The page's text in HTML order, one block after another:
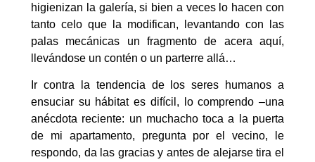
higienizan la galería, si bien a veces lo hacen con
tanto celo que la modifican, levantando con las
palas mecánicas un fragmento de acera aquí,
llevándose un contén o un parterre allá…
Ir contra la tendencia de los seres humanos a
ensuciar su hábitat es difícil, lo comprendo –una
anécdota reciente: un muchacho toca a la puerta
de mi apartamento, pregunta por el vecino, le
respondo, da las gracias y antes de alejarse tira el